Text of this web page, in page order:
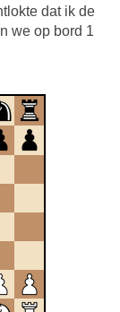
dat ik de
we op bord 1